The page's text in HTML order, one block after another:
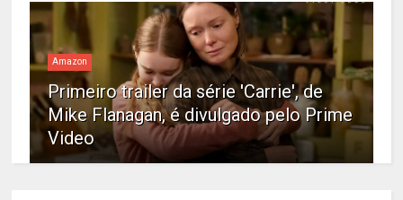
Amazon
Primeiro trailer da série 'Carrie', de
Mike Flanagan, é divulgado pelo Prime
Video